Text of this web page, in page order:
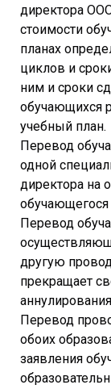
директора
стоимости
планах
циклов и
ним и сроки
обучающихся
учебный план.
Перевод
одной
директора на
обучающегося
Перевод
другую
прекращает
Перевод
обоих
заявления